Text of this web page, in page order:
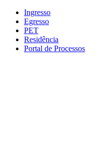
Conteúdo principal
Ingresso
Egresso
PET
Residência
Portal de Processos